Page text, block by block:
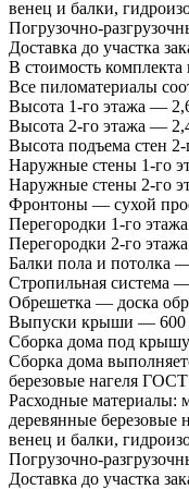
венец и балки,
Погрузочно-
Доставка до участка
В стоимость комплекта
Все пиломатериалы
Высота 1-го этажа —
Высота 2-го этажа —
Высота подъема стен
Наружные стены 1-го
Наружные стены 2-го
Фронтоны — сухой
Перегородки 1-го
Перегородки 2-го
Балки пола и потолка
Стропильная система
Обрешетка — доска
Выпуски крыши — 600
Сборка дома под
Сборка дома
березовые нагеля
Расходные материалы:
деревянные березовые
венец и балки,
Погрузочно-
Доставка до участка